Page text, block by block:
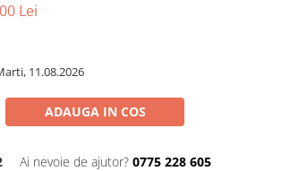
Lei
11.08.2026
ADAUGA IN COS
Ai nevoie de ajutor? 0775 228 605